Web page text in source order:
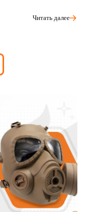
Читать далее